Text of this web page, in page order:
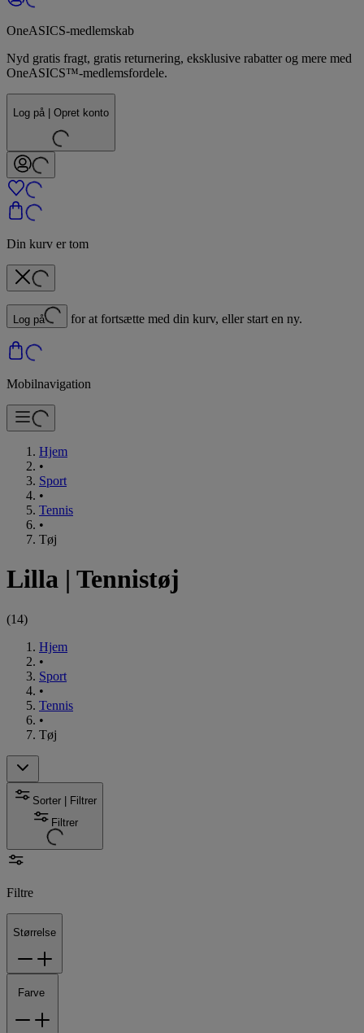
OneASICS-medlemskab
Nyd gratis fragt, gratis returnering, eksklusive rabatter og mere med
OneASICS™-medlemsfordele.
Log på | Opret konto
Din kurv er tom
Log på for at fortsætte med din kurv, eller start en ny.
Mobilnavigation
Hjem
•
Sport
•
Tennis
•
Tøj
Lilla | Tennistøj
(14)
Hjem
•
Sport
•
Tennis
•
Tøj
Sorter | Filtrer
Filtrer
Filtre
Størrelse
Farve